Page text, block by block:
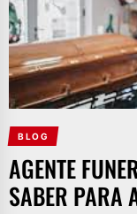
BLOG
AGENTE
SABER PARA